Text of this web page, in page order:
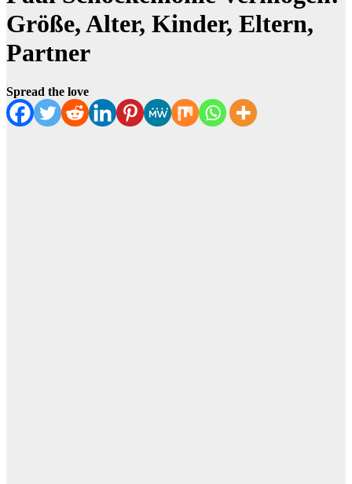
Größe, Alter, Kinder, Eltern,
Partner
Spread the love